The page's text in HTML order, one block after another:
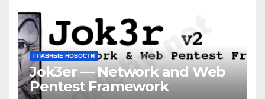
ГЛАВНЫЕ НОВОСТИ
Jok3er — Network and Web
Pentest Framework